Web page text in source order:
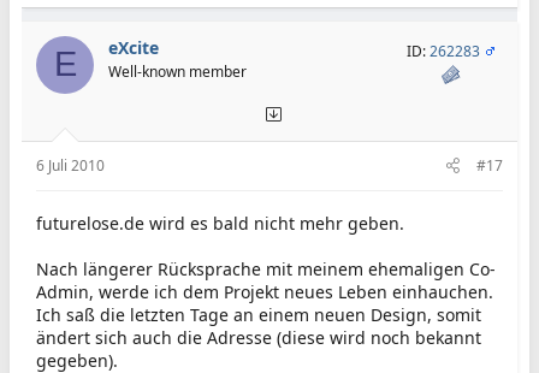
E eXcite
Well-known member
ID:262283
6 Juli 2010 #17
futurelose.de wird es bald nicht mehr geben.
Nach längerer Rücksprache mit meinem ehemaligen Co-
Admin, werde ich dem Projekt neues Leben einhauchen.
Ich saß die letzten Tage an einem neuen Design, somit
ändert sich auch die Adresse (diese wird noch bekannt
gegeben).